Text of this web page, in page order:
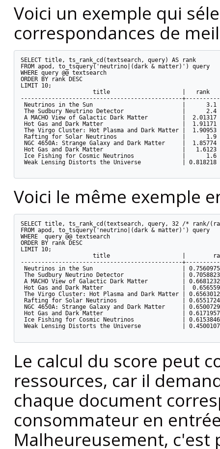
Voici un exemple qui
correspondances de
SELECT title, ts_rank_cd(textsearch, query) AS rank
FROM apod, to_tsquery('neutrino|(dark & matter)') query
WHERE query @@ textsearch
ORDER BY rank DESC
LIMIT 10;
                     title                     |   rank
-----------------------------------------------+----------
Neutrinos in the Sun                          |      3.1
The Sudbury Neutrino Detector                 |      2.4
A MACHO View of Galactic Dark Matter          |  2.01317
Hot Gas and Dark Matter                       |  1.91171
The Virgo Cluster: Hot Plasma and Dark Matter |  1.90953
Rafting for Solar Neutrinos                   |      1.9
NGC 4650A: Strange Galaxy and Dark Matter     |  1.85774
Hot Gas and Dark Matter                       |   1.6123
Ice Fishing for Cosmic Neutrinos              |      1.6
Weak Lensing Distorts the Universe            | 0.818218
Voici le même exemple
SELECT title, ts_rank_cd(textsearch, query, 32 /* rank/
FROM apod, to_tsquery('neutrino|(dark & matter)') query
WHERE  query @@ textsearch
ORDER BY rank DESC
LIMIT 10;
title                     |
-----------------------------------------------
Neutrinos in the Sun                          |
The Sudbury Neutrino Detector                 |
A MACHO View of Galactic Dark Matter          |
Hot Gas and Dark Matter                       |
The Virgo Cluster: Hot Plasma and Dark Matter |
Rafting for Solar Neutrinos                   |
NGC 4650A: Strange Galaxy and Dark Matter     |
Hot Gas and Dark Matter                       |
Ice Fishing for Cosmic Neutrinos              |
Weak Lensing Distorts the Universe            |
Le calcul du score peut
ressources, car il
chaque document
consommateur en
Malheureusement, c'est